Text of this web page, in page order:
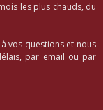
les plus chauds, du
vos questions et nous
par email ou par